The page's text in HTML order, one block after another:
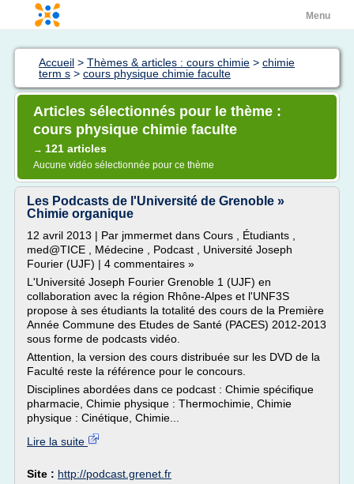
Menu
Accueil > Thèmes & articles : cours chimie > chimie
term s > cours physique chimie faculte
Articles sélectionnés pour le thème :
cours physique chimie faculte
→ 121 articles
Aucune vidéo sélectionnée pour ce thème
Les Podcasts de l'Université de Grenoble »
Chimie organique
12 avril 2013 | Par jmmermet dans Cours , Étudiants ,
med@TICE , Médecine , Podcast , Université Joseph
Fourier (UJF) | 4 commentaires »
L'Université Joseph Fourier Grenoble 1 (UJF) en
collaboration avec la région Rhône-Alpes et l'UNF3S
propose à ses étudiants la totalité des cours de la Première
Année Commune des Etudes de Santé (PACES) 2012-2013
sous forme de podcasts vidéo.
Attention, la version des cours distribuée sur les DVD de la
Faculté reste la référence pour le concours.
Disciplines abordées dans ce podcast : Chimie spécifique
pharmacie, Chimie physique : Thermochimie, Chimie
physique : Cinétique, Chimie...
Lire la suite
Site : http://podcast.grenet.fr